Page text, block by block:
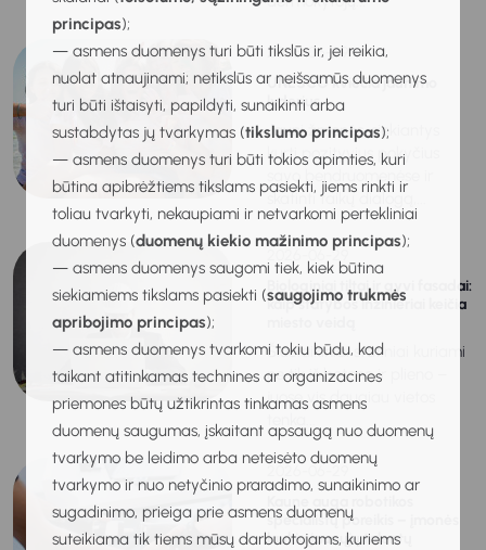
principas);
— asmens duomenys turi būti tikslūs ir, jei reikia,
nuolat atnaujinami; netikslūs ar neišsamūs duomenys
turi būti ištaisyti, papildyti, sunaikinti arba
sustabdytas jų tvarkymas (tikslumo principas);
— asmens duomenys turi būti tokios apimties, kuri
būtina apibrėžtiems tikslams pasiekti, jiems rinkti ir
toliau tvarkyti, nekaupiami ir netvarkomi pertekliniai
duomenys (duomenų kiekio mažinimo principas);
— asmens duomenys saugomi tiek, kiek būtina
siekiamiems tikslams pasiekti (saugojimo trukmės
apribojimo principas);
— asmens duomenys tvarkomi tokiu būdu, kad
taikant atitinkamas technines ar organizacines
priemones būtų užtikrintas tinkamas asmens
duomenų saugumas, įskaitant apsaugą nuo duomenų
tvarkymo be leidimo arba neteisėto duomenų
tvarkymo ir nuo netyčinio praradimo, sunaikinimo ar
sugadinimo, prieiga prie asmens duomenų
suteikiama tik tiems mūsų darbuotojams, kuriems
2026-06-29
UNESCO kviečia jaunimo
lyderius
Jauni žmonės, siekiantys
kurti pozityvius pokyčius
savo bendruomenėse ir
skatinti taikų dialogą,...
2026-06-29
Biologiniai tiltai ir gyvi fasadai:
kaip statybos inžinieriai keičia
Šiuolaikiniai statiniai kuriami
ne tik iš betono ir plieno –
juose vis daugiau vietos
Kaune auga robotikos
specialistų poreikis – įmonės
laukia jaunųjų talentų